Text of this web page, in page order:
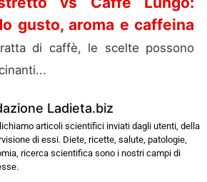
gusto, aroma e caffeina
di caffè, le scelte possono
Ladieta.biz
articoli scientifici inviati dagli utenti, della
di essi. Diete, ricette, salute, patologie,
ricerca scientifica sono i nostri campi di